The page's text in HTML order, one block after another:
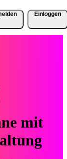
Einloggen
mit